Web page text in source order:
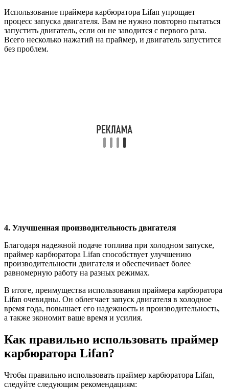
Использование праймера карбюратора Lifan упрощает
процесс запуска двигателя. Вам не нужно повторно пытаться
запустить двигатель, если он не заводится с первого раза.
Всего несколько нажатий на праймер, и двигатель запустится
без проблем.
4. Улучшенная производительность двигателя
Благодаря надежной подаче топлива при холодном запуске,
праймер карбюратора Lifan способствует улучшению
производительности двигателя и обеспечивает более
равномерную работу на разных режимах.
В итоге, преимущества использования праймера карбюратора
Lifan очевидны. Он облегчает запуск двигателя в холодное
время года, повышает его надежность и производительность,
а также экономит ваше время и усилия.
Как правильно использовать праймер
карбюратора Lifan?
Чтобы правильно использовать праймер карбюратора Lifan,
следуйте следующим рекомендациям: